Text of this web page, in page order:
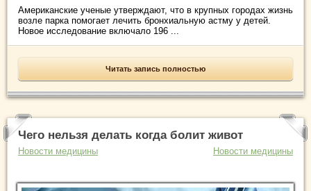
Американские ученые утверждают, что в крупных городах жизнь
возле парка помогает лечить бронхиальную астму у детей.
Новое исследование включало 196 ...
Читать запись полностью
Чего нельзя делать когда болит живот
Новости медицины Новости медицины